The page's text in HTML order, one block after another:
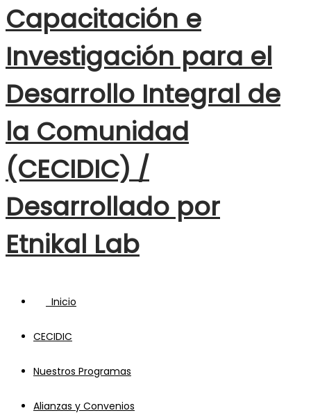
Capacitación e
Investigación para el
Desarrollo Integral de
la Comunidad
(CECIDIC) /
Desarrollado por
Etnikal Lab
Inicio
CECIDIC
Nuestros Programas
Alianzas y Convenios